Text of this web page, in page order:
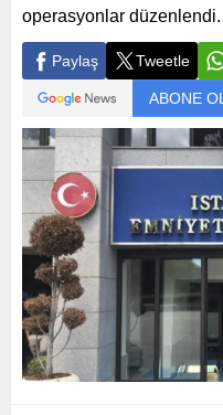
operasyonlar düzenlendi.
Paylaş Tweetle
ABONE OL